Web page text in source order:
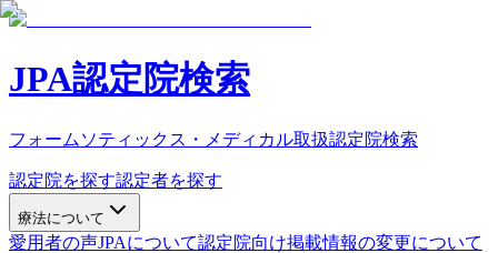
JPA認定院検索
フォームソティックス・メディカル取扱認定院検索
認定院を探す認定者を探す
療法について
愛用者の声JPAについて認定院向け掲載情報の変更について